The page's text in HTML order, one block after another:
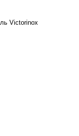
Victorinox